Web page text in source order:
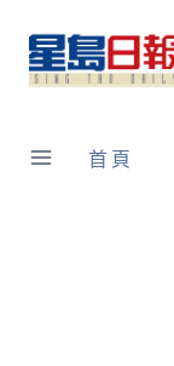
content
首頁